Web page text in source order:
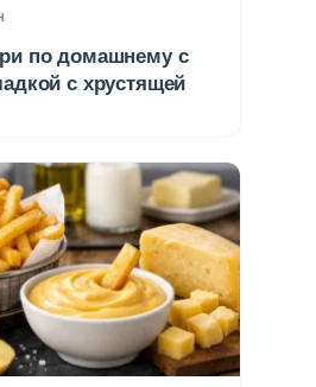
по домашнему с
с хрустящей